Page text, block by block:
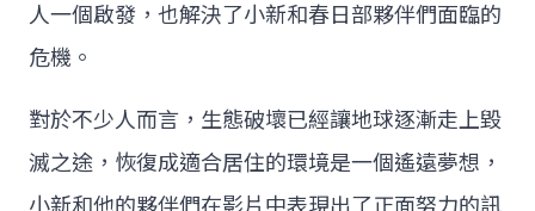
人一個啟發，也解決了小新和春日部夥伴們面臨的
危機。
對於不少人而言，生態破壞已經讓地球逐漸走上毀
滅之途，恢復成適合居住的環境是一個遙遠夢想，
小新和他的夥伴們在影片中表現出了正面努力的訊